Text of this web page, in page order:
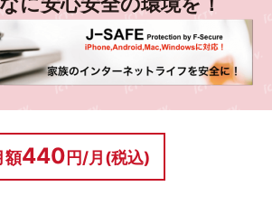
額440 円/月(税込)